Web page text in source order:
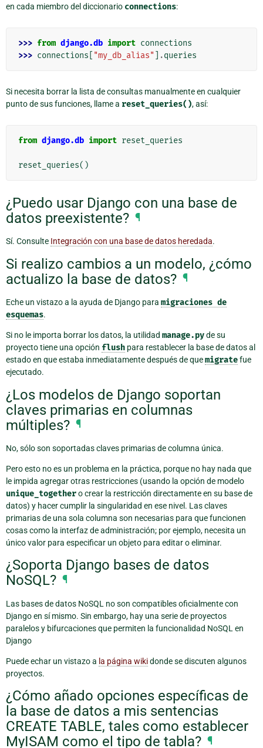
en cada miembro del diccionario connections:
>>> from django.db import connections
>>> connections "my_db_alias" .queries
Si necesita borrar la lista de consultas manualmente en cualquier
punto de sus funciones, llame a reset_queries(), así:
from django.db import reset_queries
reset_queries()
¿Puedo usar Django con una base de
datos preexistente? ¶
Sí. Consulte Integración con una base de datos heredada.
Si realizo cambios a un modelo, ¿cómo
actualizo la base de datos? ¶
Eche un vistazo a la ayuda de Django para migraciones de
esquemas.
Si no le importa borrar los datos, la utilidad manage.pyde su
proyecto tiene una opción flush para restablecer la base de datos al
estado en que estaba inmediatamente después de quemigratefue
ejecutado.
¿Los modelos de Django soportan
claves primarias en columnas
múltiples? ¶
No, sólo son soportadas claves primarias de columna única.
Pero esto no es un problema en la práctica, porque no hay nada que
le impida agregar otras restricciones (usando la opción de modelo
unique_togethero crear la restricción directamente en su base de
datos) y hacer cumplir la singularidad en ese nivel. Las claves
primarias de una sola columna son necesarias para que funcionen
cosas como la interfaz de administración; por ejemplo, necesita un
único valor para especificar un objeto para editar o eliminar.
¿Soporta Django bases de datos
NoSQL? ¶
Las bases de datos NoSQL no son compatibles oficialmente con
Django en sí mismo. Sin embargo, hay una serie de proyectos
paralelos y bifurcaciones que permiten la funcionalidad NoSQL en
Django
Puede echar un vistazo a la página wikidonde se discuten algunos
proyectos.
¿Cómo añado opciones específicas de
la base de datos a mis sentencias
CREATE TABLE, tales como establecer
MyISAM como el tipo de tabla? ¶